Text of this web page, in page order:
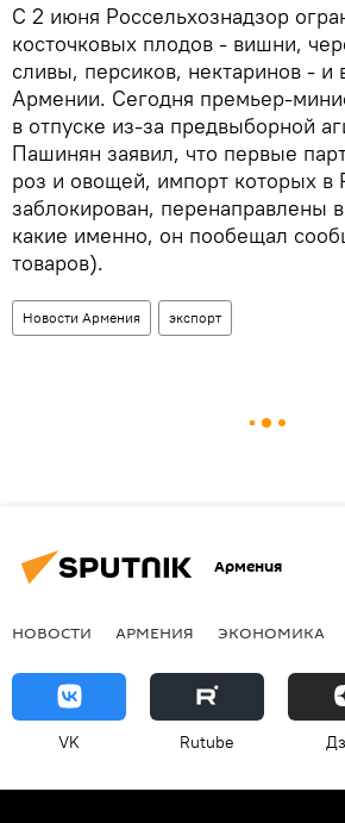
С 2 июня Россельхознадзор
косточковых плодов - вишни,
сливы, персиков, нектаринов - и
Армении. Сегодня премьер-
в отпуске из-за предвыборной
Пашинян заявил, что первые
роз и овощей, импорт которых в
заблокирован, перенаправлены
какие именно, он пообещал
товаров).
Новости Армения экспорт
Армения
НОВОСТИ АРМЕНИЯ ЭКОНОМИКА
VK Rutube